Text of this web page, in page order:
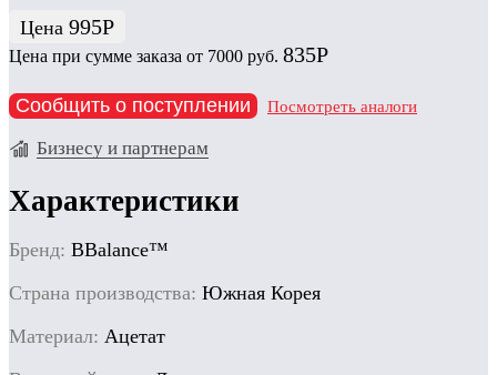
Цена 995Р
Цена при сумме заказа от 7000 руб. 835Р
Сообщить о поступлении Посмотреть аналоги
Бизнесу и партнерам
Характеристики
Бренд: BBalance™
Cтрана производства: Южная Корея
Материал: Ацетат